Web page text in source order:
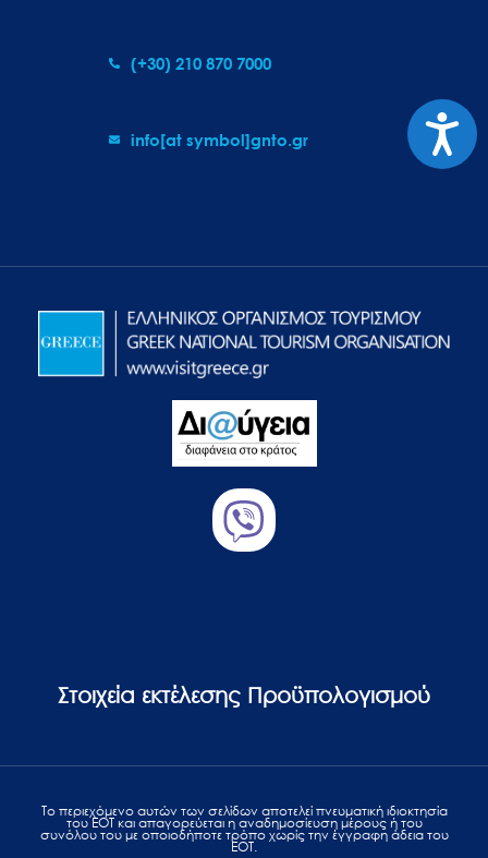
(+30) 210 870 7000
info[at symbol]gnto.gr
Στοιχεία εκτέλεσης Προϋπολογισμού
Το περιεχόμενο αυτών των σελίδων αποτελεί πvευματική ιδιοκτησία
του ΕΟΤ και απαγορεύεται η αναδημοσίευση μέρους ή του
συνόλου του με οποιοδήποτε τρόπο χωρίς την έγγραφη άδεια του
ΕΟΤ.